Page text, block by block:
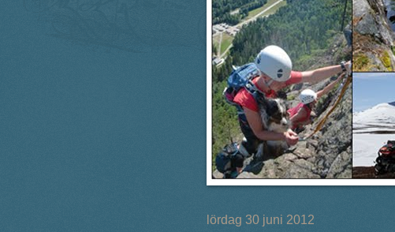
lördag 30 juni 2012